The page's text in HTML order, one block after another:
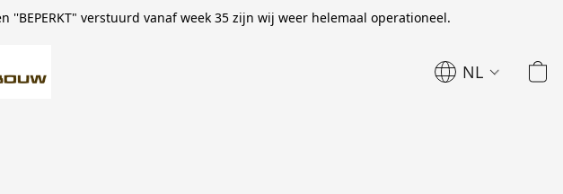
verstuurd vanaf week 35 zijn wij weer helemaal operationeel.
NL